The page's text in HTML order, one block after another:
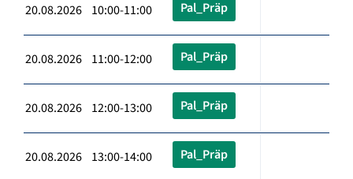
20.08.2026 10:00-11:00 Pal_Präp
20.08.2026 11:00-12:00 Pal_Präp
20.08.2026 12:00-13:00 Pal_Präp
20.08.2026 13:00-14:00 Pal_Präp